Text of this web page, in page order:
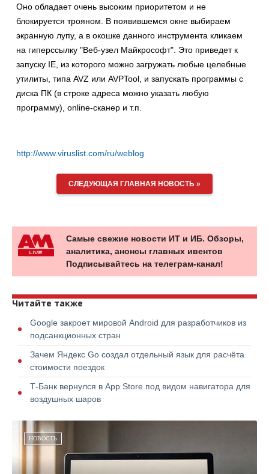
Оно обладает очень высоким приоритетом и не
блокируется трояном. В появившемся окне выбираем
экранную лупу, а в окошке данного инструмента кликаем
на гиперссылку "Веб-узел Майкрософт". Это приведет к
запуску IE, из которого можно загружать любые целебные
утилиты, типа AVZ или AVPTool, и запускать программы с
диска ПК (в строке адреса можно указать любую
программу), online-сканер и т.п.
http://www.viruslist.com/ru/weblog
СЛЕДУЮЩАЯ ГЛАВНАЯ НОВОСТЬ »
Самые свежие новости ИТ и ИБ. Обзоры,
аналитика, анонсы главных ивентов
Подписывайтесь на телеграм-канал!
Читайте также
Google закроет мировой Android для разработчиков из
подсанкционных стран
Зачем Яндекс Go создал отдельный язык для расчёта
стоимости поездок
Т-Банк вернулся в App Store под видом навигатора для
воздушных шаров
НОВОСТЬ